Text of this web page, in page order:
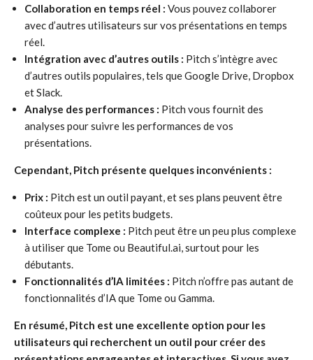
Collaboration en temps réel : Vous pouvez collaborer
avec d’autres utilisateurs sur vos présentations en temps
réel.
Intégration avec d’autres outils : Pitch s’intègre avec
d’autres outils populaires, tels que Google Drive, Dropbox
et Slack.
Analyse des performances : Pitch vous fournit des
analyses pour suivre les performances de vos
présentations.
Cependant, Pitch présente quelques inconvénients :
Prix : Pitch est un outil payant, et ses plans peuvent être
coûteux pour les petits budgets.
Interface complexe : Pitch peut être un peu plus complexe
à utiliser que Tome ou Beautiful.ai, surtout pour les
débutants.
Fonctionnalités d’IA limitées : Pitch n’offre pas autant de
fonctionnalités d’IA que Tome ou Gamma.
En résumé, Pitch est une excellente option pour les
utilisateurs qui recherchent un outil pour créer des